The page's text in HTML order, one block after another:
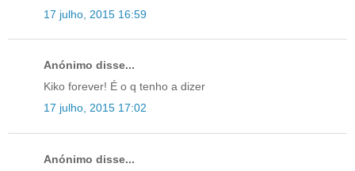
17 julho, 2015 16:59
Anónimo disse...
Kiko forever! É o q tenho a dizer
17 julho, 2015 17:02
Anónimo disse...